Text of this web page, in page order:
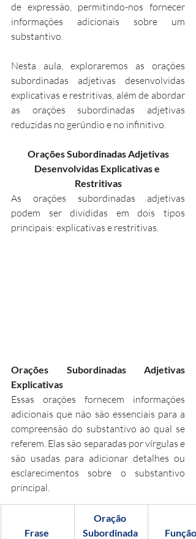
de expressão, permitindo-nos fornecer
informações adicionais sobre um
substantivo.
Nesta aula, exploraremos as orações
subordinadas adjetivas desenvolvidas
explicativas e restritivas, além de abordar
as orações subordinadas adjetivas
reduzidas no gerúndio e no infinitivo.
Desenvolvidas Explicativas e
Restritivas
As orações subordinadas adjetivas
podem ser divididas em dois tipos
principais: explicativas e restritivas.
Orações Subordinadas Adjetivas
Explicativas
Essas orações fornecem informações
adicionais que não são essenciais para a
compreensão do substantivo ao qual se
referem. Elas são separadas por vírgulas e
são usadas para adicionar detalhes ou
esclarecimentos sobre o substantivo
principal.
Frase
Oração
Subordinada
Função